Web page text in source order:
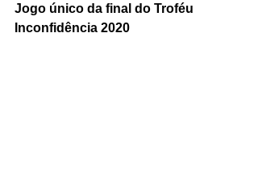
Jogo único da final do Troféu
Inconfidência 2020